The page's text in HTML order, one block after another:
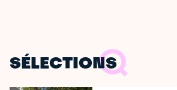
SÉLECTIONS